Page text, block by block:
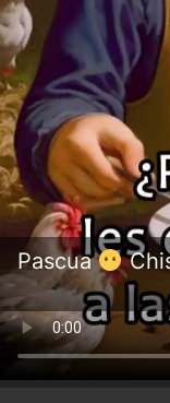
Pascua